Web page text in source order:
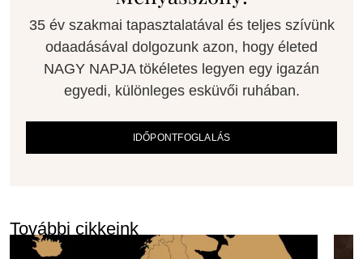
35 év szakmai tapasztalatával és teljes szívünk
odaadásával dolgozunk azon, hogy életed
NAGY NAPJA tökéletes legyen egy igazán
egyedi, különleges esküvői ruhában.
IDŐPONTFOGLALÁS
További cikkeink